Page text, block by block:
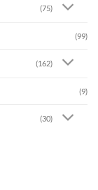
(75)
(99)
(162)
(9)
(30)